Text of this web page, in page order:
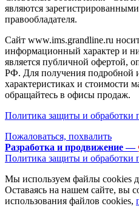
являются
правообладателя.
Сайт www.ims.grandline.ru
информационный характер и
является публичной офертой,
РФ. Для получения подробной
характеристиках и стоимости
обращайтесь в офисы продаж.
Политика защиты и обработки
Пожаловаться, похвалить
Разработка и продвижение —
Политика защиты и обработки
Мы используем файлы cookies
Оставаясь на нашем сайте, вы
использования файлов cookies,